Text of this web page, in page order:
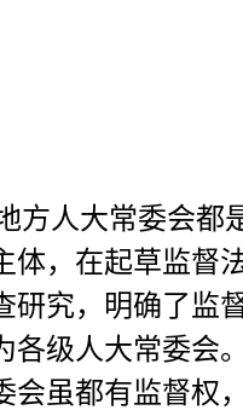
方人大常委会都
体，在起草监督
研究，明确了监
各级人大常委会
会虽都有监督权